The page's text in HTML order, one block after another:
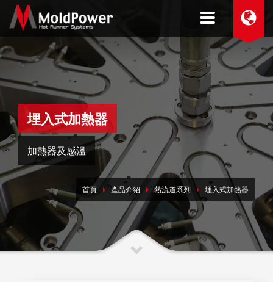
埋入式加熱器
加熱器及感溫
首頁 產品介紹 熱流道系列 埋入式加熱器